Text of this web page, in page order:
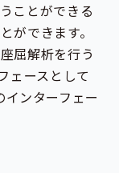
ことができる
ができます。
屈解析を行う
ェースとして
ンターフェー